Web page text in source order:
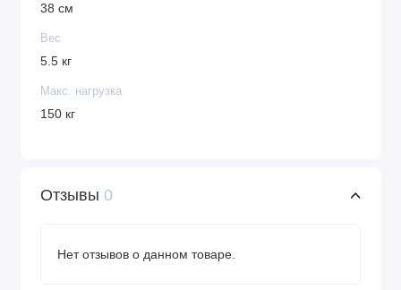
38 см
Вес
5.5 кг
Макс. нагрузка
150 кг
Отзывы 0
Нет отзывов о данном товаре.